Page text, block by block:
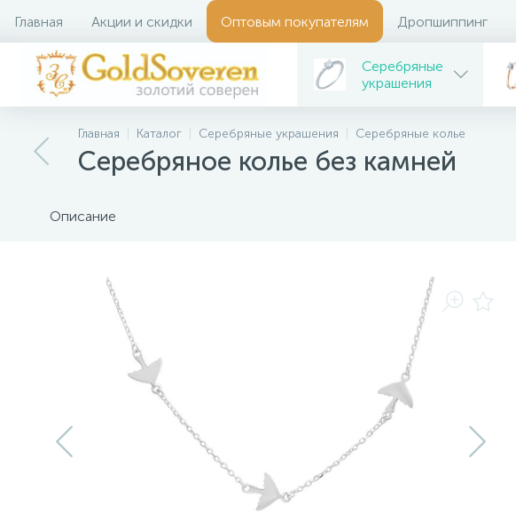
Главная Акции и скидки Оптовым покупателям Дропшиппинг
Серебряные
украшения
Главная Каталог Серебряные украшения Серебряные колье
Серебряное колье без камней
Описание